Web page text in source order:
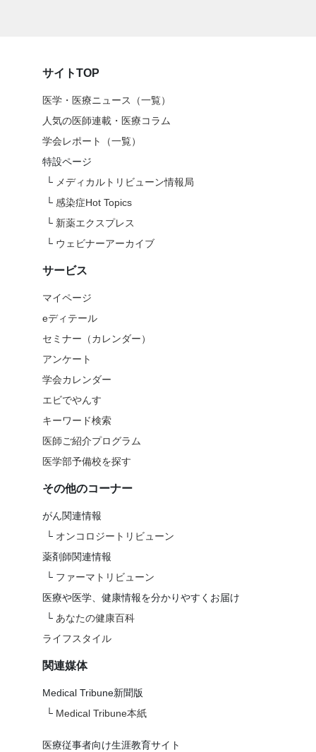
サイトTOP
医学・医療ニュース（一覧）
人気の医師連載・医療コラム
学会レポート（一覧）
特設ページ
└ メディカルトリビューン情報局
└ 感染症Hot Topics
└ 新薬エクスプレス
└ ウェビナーアーカイブ
サービス
マイページ
eディテール
セミナー（カレンダー）
アンケート
学会カレンダー
エビでやんす
キーワード検索
医師ご紹介プログラム
医学部予備校を探す
その他のコーナー
がん関連情報
└ オンコロジートリビューン
薬剤師関連情報
└ ファーマトリビューン
医療や医学、健康情報を分かりやすくお届け
└ あなたの健康百科
ライフスタイル
関連媒体
Medical Tribune新聞版
└ Medical Tribune本紙
医療従事者向け生涯教育サイト